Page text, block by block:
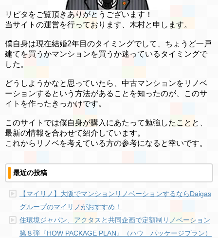
リピタをご覧頂きありがとうございます！
当サイトの運営を行っております、木村と申します。
僕自身は現在結婚2年目のタイミングでして、ちょうど一戸
建てを買うかマンションを買うか迷っているタイミングで
した。
どうしようかなと思っていたら、中古マンションをリノベ
ーションするという方法があることを知ったのが、このサ
イトを作ったきっかけです。
このサイトでは僕自身が購入にあたって勉強したことと、
最新の情報を合わせて紹介しています。
これからリノベを考えている方の参考になると幸いです。
最近の投稿
【マイリノ】大阪でマンションリノベーションするならDaigas
グループのマイリノがおすすめ！
住環境ジャパン、アクタスと共同企画で定額制リノベーション
第８弾『HOW PACKAGE PLAN』（ハウ パッケージプラン）